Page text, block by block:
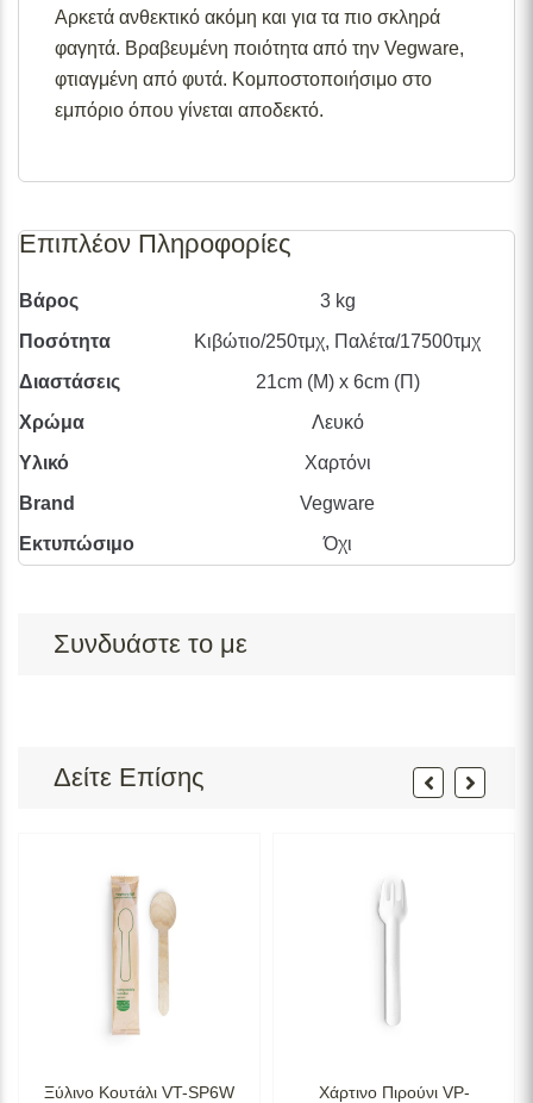
μαζί μας στοinfo@skgecoshop.comή στο 2315 005
998
Αρκετά ανθεκτικό ακόμη και για τα πιο σκληρά
φαγητά. Βραβευμένη ποιότητα από την Vegware,
φτιαγμένη από φυτά. Κομποστοποιήσιμο στο
εμπόριο όπου γίνεται αποδεκτό.
Επιπλέον Πληροφορίες
Βάρος
3 kg
Ποσότητα
Κιβώτιο/250τμχ, Παλέτα/17500τμχ
Διαστάσεις
21cm (Μ) x 6cm (Π)
Χρώμα
Λευκό
Υλικό
Χαρτόνι
Brand
Vegware
Εκτυπώσιμο
Όχι
Συνδυάστε το με
Δείτε Επίσης
Ξύλινο Κουτάλι VT-SP6W
Χάρτινο Πιρούνι VP-